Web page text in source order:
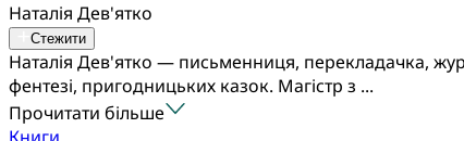
Наталія Дев'ятко
Стежити
Наталія Дев'ятко — письменниця, перекладачка,
фентезі, пригодницьких казок. Магістр з ...
Прочитати більше